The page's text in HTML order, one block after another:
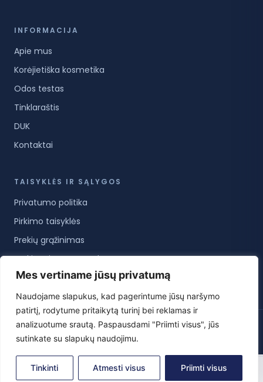
Mes vertiname jūsų privatumą
Naudojame slapukus, kad pagerintume jūsų naršymo
patirtį, rodytume pritaikytą turinį bei reklamas ir
analizuotume srautą. Paspausdami "Priimti visus", jūs
sutinkate su slapukų naudojimu.
Tinkinti Atmesti visus Priimti visus
INFORMACIJA
Apie mus
Korėjietiška kosmetika
Odos testas
Tinklaraštis
DUK
Kontaktai
TAISYKLĖS IR SĄLYGOS
Privatumo politika
Pirkimo taisyklės
Prekių grąžinimas
Prekių pristatymo sąlygos
Paslaugų teikimo sąlygos
© 2026 KoreanCare.lt · Visos teisės saugomos ·
Privatumo politika·Pirkimo taisyklės